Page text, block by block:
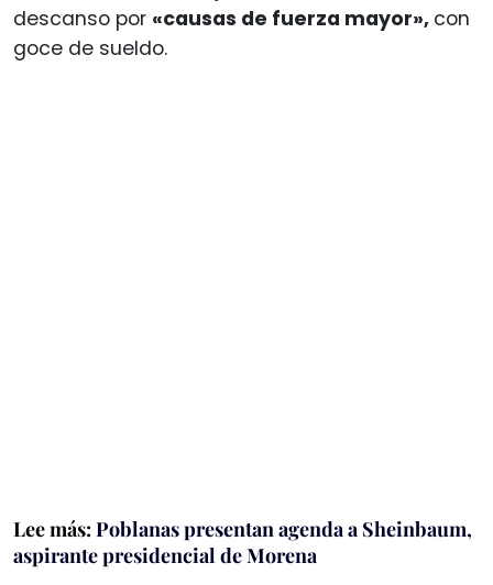
descanso por «causas de fuerza mayor», con
goce de sueldo.
Lee más: Poblanas presentan agenda a Sheinbaum,
aspirante presidencial de Morena